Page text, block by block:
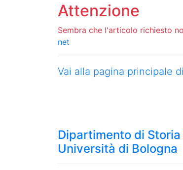
Attenzione
Sembra che l'articolo richiesto
net
Vai alla pagina principale
Dipartimento di
Università di Bologna